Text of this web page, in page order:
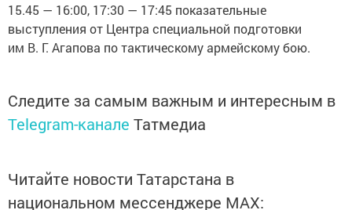
15.45 — 16:00, 17:30 — 17:45 показательные
выступления от Центра специальной подготовки
им В. Г. Агапова по тактическому армейскому бою.
Следите за самым важным и интересным в
Telegram-канале Татмедиа
Читайте новости Татарстана в
национальном мессенджере MАХ: